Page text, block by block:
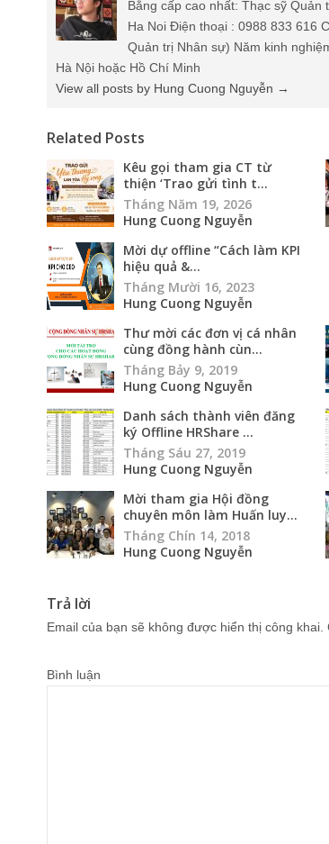
Bằng cấp cao nhất: Thạc sỹ
Ha Noi Điện thoại : 0988 833 616
Quản trị Nhân sự) Năm kinh
Hà Nội hoặc Hồ Chí Minh
View all posts by Hung Cuong Nguyễn →
Related Posts
Kêu gọi tham gia CT từ
thiện ‘Trao gửi tình t...
Tháng Năm 19, 2026
Hung Cuong Nguyễn
Mời dự offline “Cách làm KPI
hiệu quả &...
Tháng Mười 16, 2023
Hung Cuong Nguyễn
Thư mời các đơn vị cá nhân
cùng đồng hành cùn...
Tháng Bảy 9, 2019
Hung Cuong Nguyễn
Danh sách thành viên đăng
ký Offline HRShare ...
Tháng Sáu 27, 2019
Hung Cuong Nguyễn
Mời tham gia Hội đồng
chuyên môn làm Huấn luy...
Tháng Chín 14, 2018
Hung Cuong Nguyễn
Trả lời
Email của bạn sẽ không được hiển thị công khai.
Bình luận